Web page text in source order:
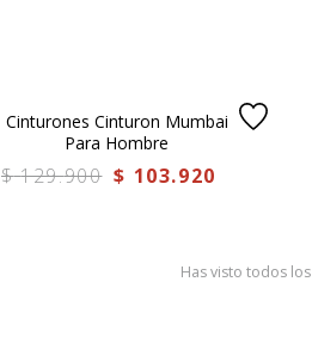
Cinturones Cinturon Mumbai
Para Hombre
$ 129.900 $ 103.920
Has visto todos los